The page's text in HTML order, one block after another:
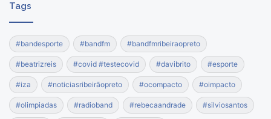
Tags
#bandesporte #bandfm #bandfmribeiraopreto
#beatrizreis #covid #testecovid #davibrito #esporte
#iza #noticiasribeirãopreto #ocompacto #oimpacto
#olimpiadas #radioband #rebecaandrade #silviosantos